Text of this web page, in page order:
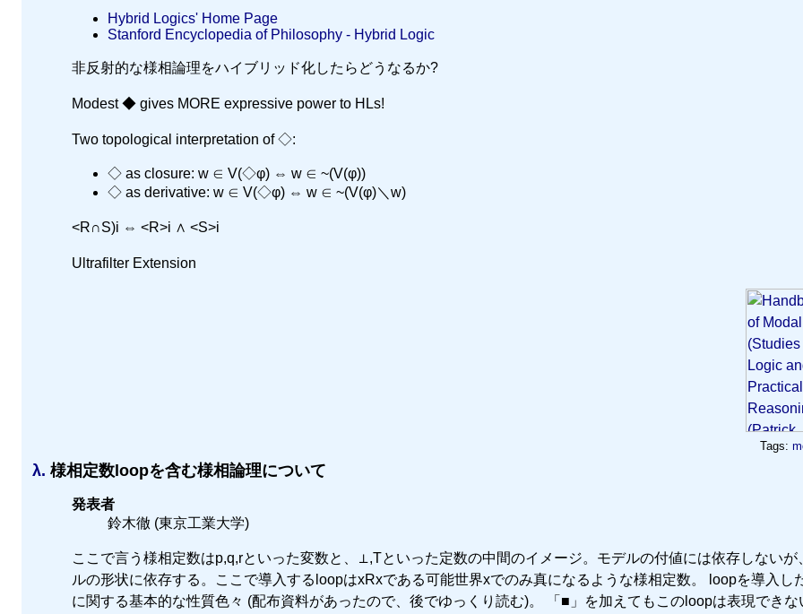
Hybrid Logics' Home Page
Stanford Encyclopedia of Philosophy - Hybrid Logic
非反射的な様相論理をハイブリッド化したらどうなるか?
Modest ◆ gives MORE expressive power to HLs!
Two topological interpretation of ◇:
◇ as closure: w ∈ V(◇φ) ⇔ w ∈ ~(V(φ))
◇ as derivative: w ∈ V(◇φ) ⇔ w ∈ ~(V(φ)＼w)
<R∩S)i ⇔ <R>i ∧ <S>i
Ultrafilter Extension
Tags:
λ. 様相定数loopを含む様相論理について
発表者
鈴木徹 (東京工業大学)
ここで言う様相定数はp,q,rといった変数と、⊥,Tといった定数の中間のイメージ。モデルの付値には依存しないが
ルの形状に依存する。ここで導入するloopはxRxである可能世界xでのみ真になるような様相定数。 loopを導入し
に関する基本的な性質色々 (配布資料があったので、後でゆっくり読む)。 「■」を加えてもこのloopは表現できな